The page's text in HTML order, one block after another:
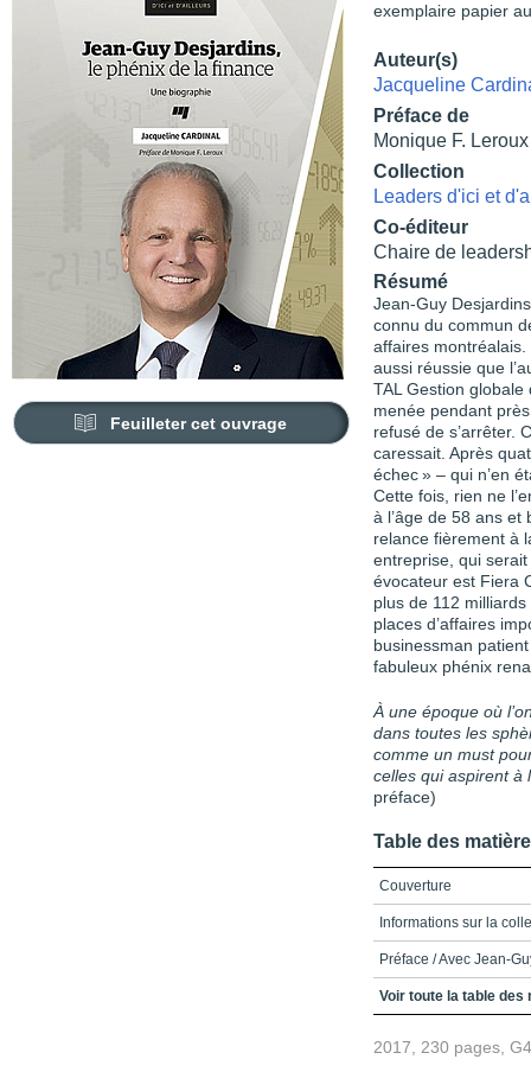
Feuilleter cet ouvrage
exemplaire papier
Auteur(s)
Jacqueline
Préface de
Monique F. Leroux
Collection
Leaders d'ici et
Co-éditeur
Chaire de
Résumé
Jean-Guy
connu du commun
affaires montréalais.
aussi réussie que
TAL Gestion globale
menée pendant
refusé de s’arrêter.
caressait. Après
échec » – qui n’en
Cette fois, rien ne
à l’âge de 58 ans
relance fièrement à
entreprise, qui
évocateur est Fiera
plus de 112 milliards
places d’affaires
businessman
fabuleux phénix
À une époque où
dans toutes les
comme un must
celles qui aspirent à
préface)
Table des
Couverture
Informations sur la
Préface / Avec Jean-
Table des matières /
Voir toute la table des
2017, 230 pages,